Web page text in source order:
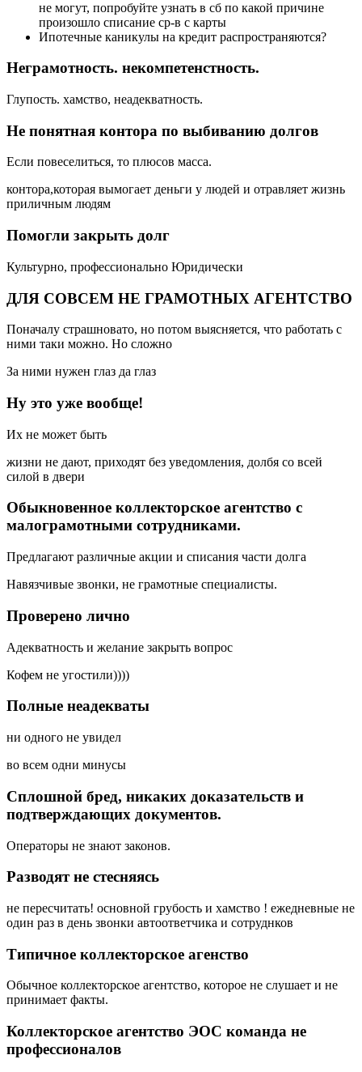
не могут, попробуйте узнать в сб по какой причине
произошло списание ср-в с карты
Ипотечные каникулы на кредит распространяются?
Неграмотность. некомпетенстность.
Глупость. хамство, неадекватность.
Не понятная контора по выбиванию долгов
Если повеселиться, то плюсов масса.
контора,которая вымогает деньги у людей и отравляет жизнь
приличным людям
Помогли закрыть долг
Культурно, профессионально Юридически
ДЛЯ СОВСЕМ НЕ ГРАМОТНЫХ АГЕНТСТВО
Поначалу страшновато, но потом выясняется, что работать с
ними таки можно. Но сложно
За ними нужен глаз да глаз
Ну это уже вообще!
Их не может быть
жизни не дают, приходят без уведомления, долбя со всей
силой в двери
Обыкновенное коллекторское агентство с
малограмотными сотрудниками.
Предлагают различные акции и списания части долга
Навязчивые звонки, не грамотные специалисты.
Проверено лично
Адекватность и желание закрыть вопрос
Кофем не угостили))))
Полные неадекваты
ни одного не увидел
во всем одни минусы
Сплошной бред, никаких доказательств и
подтверждающих документов.
Операторы не знают законов.
Разводят не стесняясь
не пересчитать! основной грубость и хамство ! ежедневные не
один раз в день звонки автоответчика и сотруднков
Типичное коллекторское агенство
Обычное коллекторское агентство, которое не слушает и не
принимает факты.
Коллекторское агентство ЭОС команда не
профессионалов